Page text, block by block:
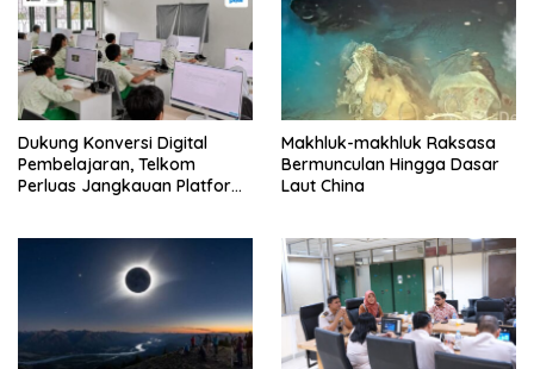
Dukung Konversi Digital
Pembelajaran, Telkom
Perluas Jangkauan Platform
Makhluk-makhluk Raksasa
Bermunculan Hingga Dasar
Laut China